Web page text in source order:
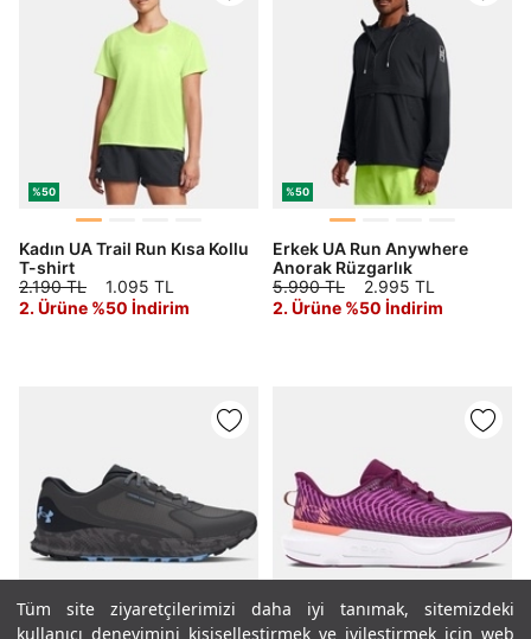
Tüm site ziyaretçilerimizi daha iyi tanımak, sitemizdeki
kullanıcı deneyimini kişiselleştirmek ve iyileştirmek için web
%50
Kadın UA Trail Run Kısa Kollu
T-shirt
2.190 TL
1.095 TL
2. Ürüne %50 İndirim
%50
Erkek UA Run Anywhere
Anorak Rüzgarlık
5.990 TL
2.995 TL
2. Ürüne %50 İndirim